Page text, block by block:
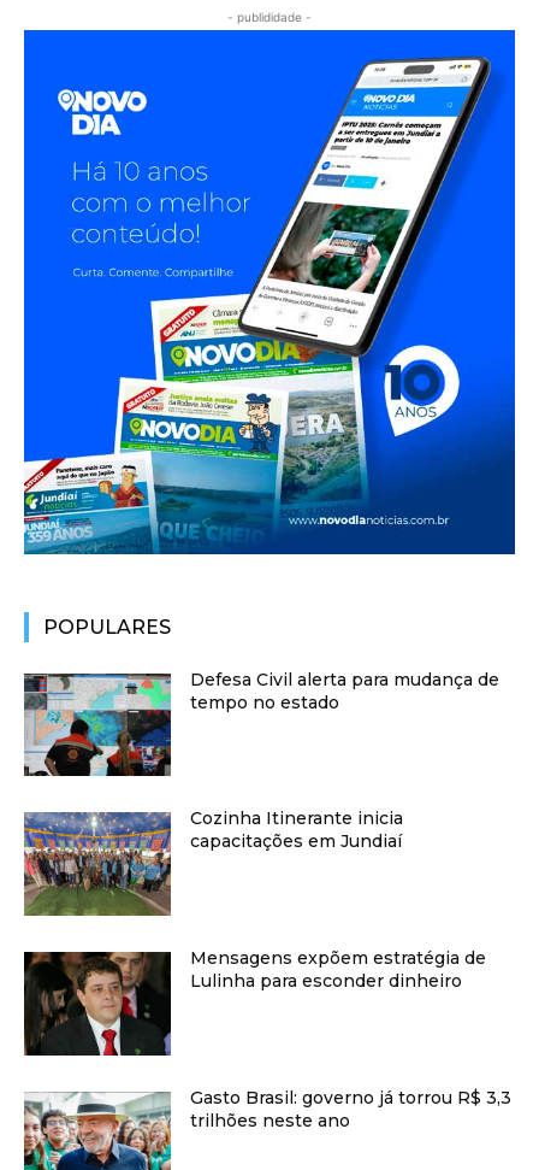
- publididade -
POPULARES
Defesa Civil alerta para mudança de
tempo no estado
Cozinha Itinerante inicia
capacitações em Jundiaí
Mensagens expõem estratégia de
Lulinha para esconder dinheiro
Gasto Brasil: governo já torrou R$ 3,3
trilhões neste ano